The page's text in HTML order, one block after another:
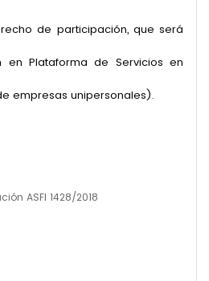
de participación, que será
en Plataforma de Servicios en
empresas unipersonales).
ASFI 1428/2018